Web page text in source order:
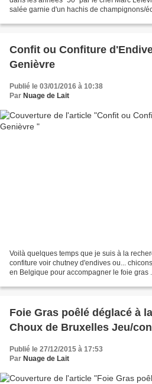
salée garnie d'un hachis de champignons/
Confit ou Confiture
Genièvre
Publié le 03/01/2016 à 10:38
Par Nuage de Lait
Voilà quelques temps que je suis à la
confiture voir chutney d'endives ou...
en Belgique pour accompagner le foie gras
Foie Gras poêlé déglacé à
Choux de Bruxelles Jeu/
Publié le 27/12/2015 à 17:53
Par Nuage de Lait